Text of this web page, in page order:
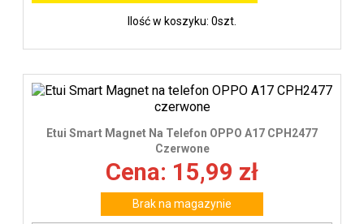
Ilość w koszyku: 0szt.
Etui Smart Magnet Na Telefon OPPO A17 CPH2477
Czerwone
Cena: 15,99 zł
Brak na magazynie